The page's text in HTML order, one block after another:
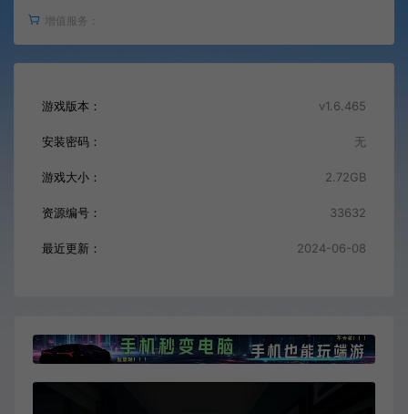
增值服务：
游戏版本： v1.6.465
安装密码： 无
游戏大小： 2.72GB
资源编号： 33632
最近更新： 2024-06-08